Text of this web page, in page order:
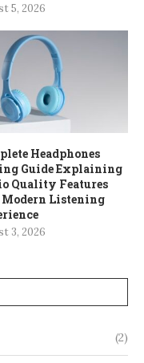
5, 2026
Headphones
Guide Explaining
Quality Features
Listening
3, 2026
(2)